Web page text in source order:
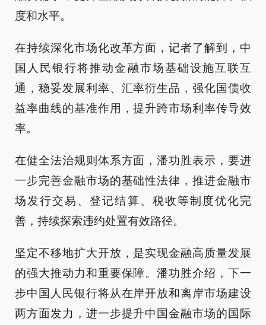
度和水平。
在持续深化市场化改革方面，记者了解到，中
国人民银行将推动金融市场基础设施互联互
通，稳妥发展利率、汇率衍生品，强化国债收
益率曲线的基准作用，提升跨市场利率传导效
率。
在健全法治规则体系方面，潘功胜表示，要进
一步完善金融市场的基础性法律，推进金融市
场发行交易、登记结算、税收等制度优化完
善，持续探索违约处置有效路径。
坚定不移地扩大开放，是实现金融高质量发展
的强大推动力和重要保障。潘功胜介绍，下一
步中国人民银行将从在岸开放和离岸市场建设
两方面发力，进一步提升中国金融市场的国际